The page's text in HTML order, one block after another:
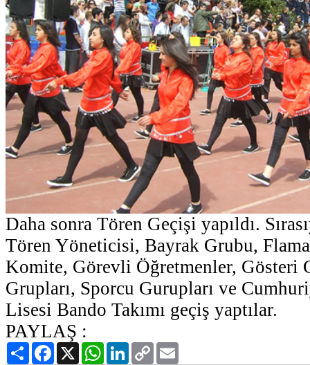
Daha sonra Tören Geçişi yapıldı.
Tören Yöneticisi, Bayrak Grubu,
Komite, Görevli Öğretmenler, Gösteri
Grupları, Sporcu Gurupları ve
Lisesi Bando Takımı geçiş yaptılar.
PAYLAŞ :
PaylaşFacebook
X WhatsAppLinkedIn
Copy
Link